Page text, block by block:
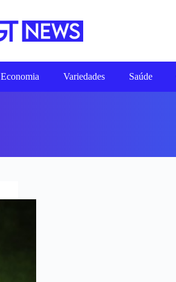
Economia Variedades Saúde